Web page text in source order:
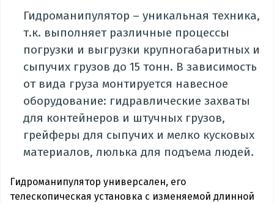
Гидроманипулятор – уникальная техника,
т.к. выполняет различные процессы
погрузки и выгрузки крупногабаритных и
сыпучих грузов до 15 тонн. В зависимость
от вида груза монтируется навесное
оборудование: гидравлические захваты
для контейнеров и штучных грузов,
грейферы для сыпучих и мелко кусковых
материалов, люлька для подъема людей.
Гидроманипулятор универсален, его
телескопическая установка с изменяемой длинной